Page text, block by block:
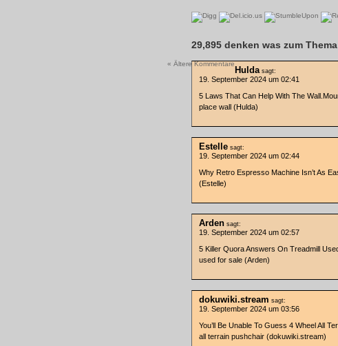
29,895 denken was zum
« Ältere Kommentare
Hulda sagt:
19. September 2024 um 02:41
5 Laws That Can Help With The
place wall (Hulda)
Estelle sagt:
19. September 2024 um 02:44
Why Retro Espresso Machine Isn’t As
(Estelle)
Arden sagt:
19. September 2024 um 02:57
5 Killer Quora Answers On Treadmill
used for sale (Arden)
dokuwiki.stream sagt:
19. September 2024 um 03:56
You’ll Be Unable To Guess 4 Wheel All
all terrain pushchair (dokuwiki.stream)